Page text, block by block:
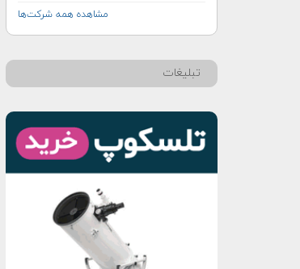
مشاهده همه شرکت‌ها
تبلیغات